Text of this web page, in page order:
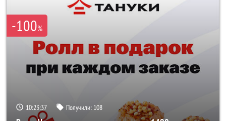
-100%
10:23:36 Получили: 108